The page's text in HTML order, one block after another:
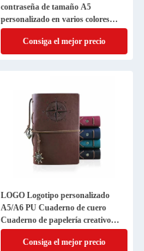
contraseña de tamaño A5
personalizado en varios colores
para regalar
Consiga el mejor precio
LOGO Logotipo personalizado
A5/A6 PU Cuaderno de cuero
Cuaderno de papelería creativo
personalizable
Consiga el mejor precio